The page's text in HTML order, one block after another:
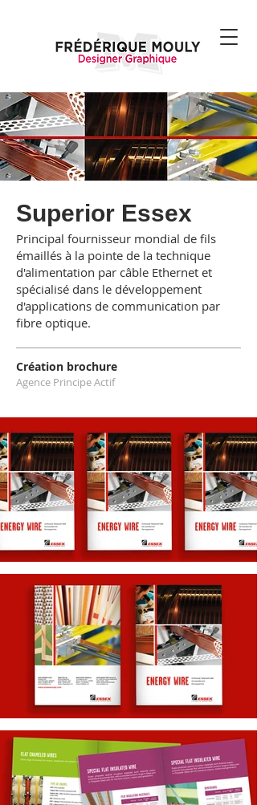
Superior Essex
Principal fournisseur mondial de fils
émaillés à la pointe de la technique
d'alimentation par câble Ethernet et
spécialisé dans le développement
d'applications de communication par
fibre optique.
Création brochure
Agence Principe Actif